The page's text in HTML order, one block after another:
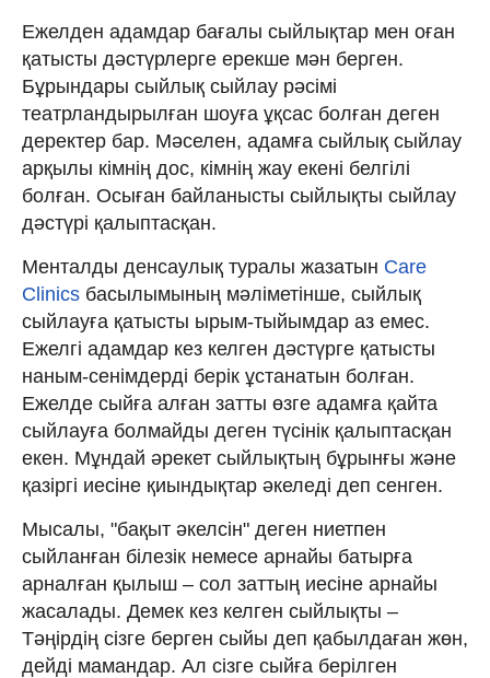
Ежелден адамдар бағалы сыйлықтар мен оған
қатысты дәстүрлерге ерекше мән берген.
Бұрындары сыйлық сыйлау рәсімі
театрландырылған шоуға ұқсас болған деген
деректер бар. Мәселен, адамға сыйлық сыйлау
арқылы кімнің дос, кімнің жау екені белгілі
болған. Осыған байланысты сыйлықты сыйлау
дәстүрі қалыптасқан.
Менталды денсаулық туралы жазатын Сare
Сlinics басылымының мәліметінше, сыйлық
сыйлауға қатысты ырым-тыйымдар аз емес.
Ежелгі адамдар кез келген дәстүрге қатысты
наным-сенімдерді берік ұстанатын болған.
Ежелде сыйға алған затты өзге адамға қайта
сыйлауға болмайды деген түсінік қалыптасқан
екен. Мұндай әрекет сыйлықтың бұрынғы және
қазіргі иесіне қиындықтар әкеледі деп сенген.
Мысалы, "бақыт әкелсін" деген ниетпен
сыйланған білезік немесе арнайы батырға
арналған қылыш – сол заттың иесіне арнайы
жасалады. Демек кез келген сыйлықты –
Тәңірдің сізге берген сыйы деп қабылдаған жөн,
дейді мамандар. Ал сізге сыйға берілген